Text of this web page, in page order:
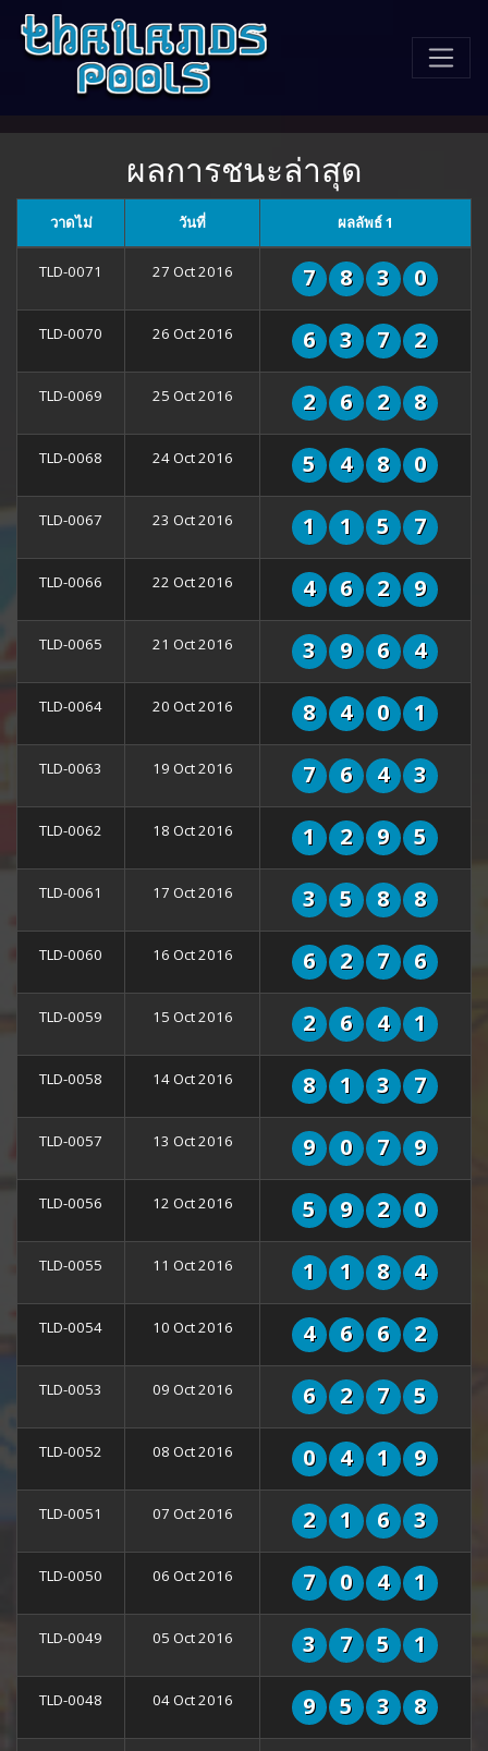
ผลการชนะล่าสุด
วาดไม่ วันที่ ผลลัพธ์ 1
TLD-0071 27 Oct 2016 7 8 3 0
TLD-0070 26 Oct 2016 6 3 7 2
TLD-0069 25 Oct 2016 2 6 2 8
TLD-0068 24 Oct 2016 5 4 8 0
TLD-0067 23 Oct 2016 1 1 5 7
TLD-0066 22 Oct 2016 4 6 2 9
TLD-0065 21 Oct 2016 3 9 6 4
TLD-0064 20 Oct 2016 8 4 0 1
TLD-0063 19 Oct 2016 7 6 4 3
TLD-0062 18 Oct 2016 1 2 9 5
TLD-0061 17 Oct 2016 3 5 8 8
TLD-0060 16 Oct 2016 6 2 7 6
TLD-0059 15 Oct 2016 2 6 4 1
TLD-0058 14 Oct 2016 8 1 3 7
TLD-0057 13 Oct 2016 9 0 7 9
TLD-0056 12 Oct 2016 5 9 2 0
TLD-0055 11 Oct 2016 1 1 8 4
TLD-0054 10 Oct 2016 4 6 6 2
TLD-0053 09 Oct 2016 6 2 7 5
TLD-0052 08 Oct 2016 0 4 1 9
TLD-0051 07 Oct 2016 2 1 6 3
TLD-0050 06 Oct 2016 7 0 4 1
TLD-0049 05 Oct 2016 3 7 5 1
TLD-0048 04 Oct 2016 9 5 3 8